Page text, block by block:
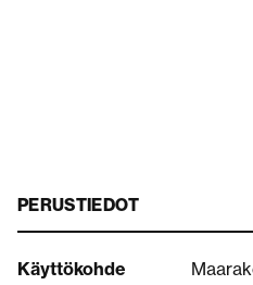
PERUSTIEDOT
Käyttökohde